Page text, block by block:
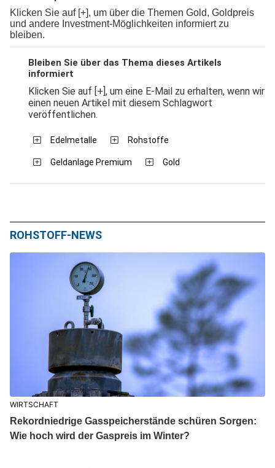
Klicken Sie auf [+], um über die Themen Gold, Goldpreis
und andere Investment-Möglichkeiten informiert zu
bleiben.
Bleiben Sie über das Thema dieses Artikels
informiert
Klicken Sie auf [+], um eine E-Mail zu erhalten, wenn wir
einen neuen Artikel mit diesem Schlagwort
veröffentlichen.
Edelmetalle Rohstoffe
Geldanlage Premium Gold
ROHSTOFF-NEWS
WIRTSCHAFT
Rekordniedrige Gasspeicherstände schüren Sorgen:
Wie hoch wird der Gaspreis im Winter?